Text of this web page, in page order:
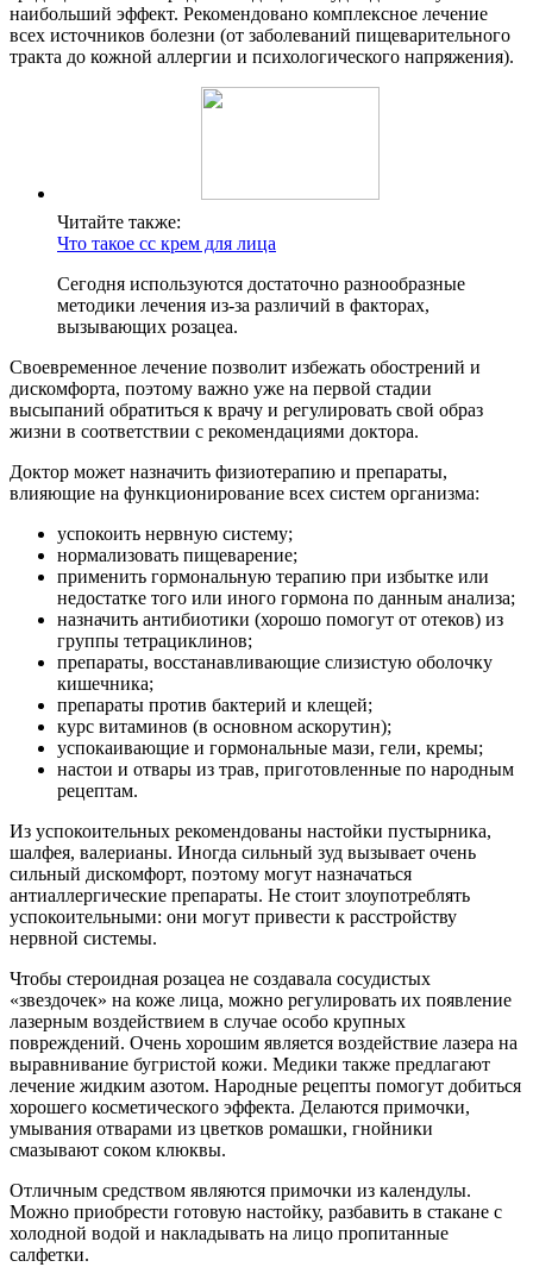
наибольший эффект. Рекомендовано комплексное лечение
всех источников болезни (от заболеваний пищеварительного
тракта до кожной аллергии и психологического напряжения).
Читайте также:
Что такое сс крем для лица
Сегодня используются достаточно разнообразные
методики лечения из-за различий в факторах,
вызывающих розацеа.
Своевременное лечение позволит избежать обострений и
дискомфорта, поэтому важно уже на первой стадии
высыпаний обратиться к врачу и регулировать свой образ
жизни в соответствии с рекомендациями доктора.
Доктор может назначить физиотерапию и препараты,
влияющие на функционирование всех систем организма:
успокоить нервную систему;
нормализовать пищеварение;
применить гормональную терапию при избытке или
недостатке того или иного гормона по данным анализа;
назначить антибиотики (хорошо помогут от отеков) из
группы тетрациклинов;
препараты, восстанавливающие слизистую оболочку
кишечника;
препараты против бактерий и клещей;
курс витаминов (в основном аскорутин);
успокаивающие и гормональные мази, гели, кремы;
настои и отвары из трав, приготовленные по народным
рецептам.
Из успокоительных рекомендованы настойки пустырника,
шалфея, валерианы. Иногда сильный зуд вызывает очень
сильный дискомфорт, поэтому могут назначаться
антиаллергические препараты. Не стоит злоупотреблять
успокоительными: они могут привести к расстройству
нервной системы.
Чтобы стероидная розацеа не создавала сосудистых
«звездочек» на коже лица, можно регулировать их появление
лазерным воздействием в случае особо крупных
повреждений. Очень хорошим является воздействие лазера на
выравнивание бугристой кожи. Медики также предлагают
лечение жидким азотом. Народные рецепты помогут добиться
хорошего косметического эффекта. Делаются примочки,
умывания отварами из цветков ромашки, гнойники
смазывают соком клюквы.
Отличным средством являются примочки из календулы.
Можно приобрести готовую настойку, разбавить в стакане с
холодной водой и накладывать на лицо пропитанные
салфетки.